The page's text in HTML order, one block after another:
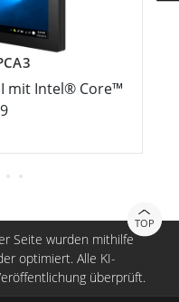
mit Intel® Core™
TOP
Seite wurden mithilfe
optimiert. Alle KI-
überprüft.